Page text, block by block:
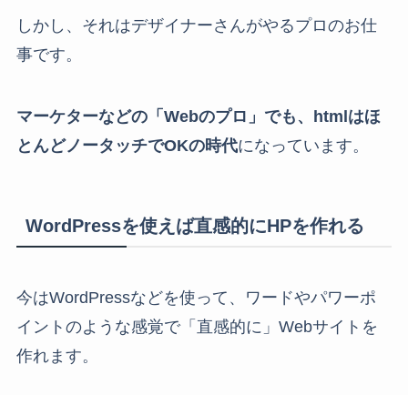
しかし、それはデザイナーさんがやるプロのお仕
事です。
マーケターなどの「Webのプロ」でも、htmlはほ
とんどノータッチでOKの時代になっています。
WordPressを使えば直感的にHPを作れる
今はWordPressなどを使って、ワードやパワーポ
イントのような感覚で「直感的に」Webサイトを
作れます。